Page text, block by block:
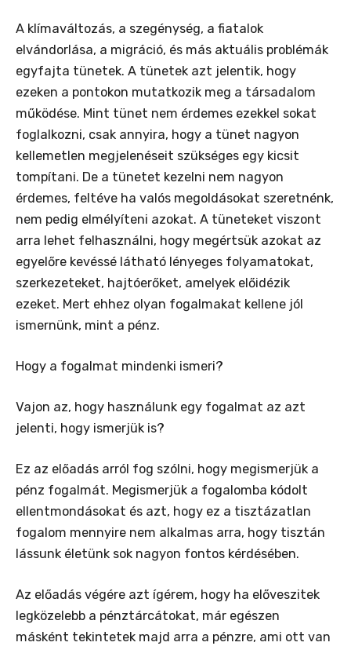
A klímaváltozás, a szegénység, a fiatalok
elvándorlása, a migráció, és más aktuális problémák
egyfajta tünetek. A tünetek azt jelentik, hogy
ezeken a pontokon mutatkozik meg a társadalom
működése. Mint tünet nem érdemes ezekkel sokat
foglalkozni, csak annyira, hogy a tünet nagyon
kellemetlen megjelenéseit szükséges egy kicsit
tompítani. De a tünetet kezelni nem nagyon
érdemes, feltéve ha valós megoldásokat szeretnénk,
nem pedig elmélyíteni azokat. A tüneteket viszont
arra lehet felhasználni, hogy megértsük azokat az
egyelőre kevéssé látható lényeges folyamatokat,
szerkezeteket, hajtóerőket, amelyek előidézik
ezeket. Mert ehhez olyan fogalmakat kellene jól
ismernünk, mint a pénz.
Hogy a fogalmat mindenki ismeri?
Vajon az, hogy használunk egy fogalmat az azt
jelenti, hogy ismerjük is?
Ez az előadás arról fog szólni, hogy megismerjük a
pénz fogalmát. Megismerjük a fogalomba kódolt
ellentmondásokat és azt, hogy ez a tisztázatlan
fogalom mennyire nem alkalmas arra, hogy tisztán
lássunk életünk sok nagyon fontos kérdésében.
Az előadás végére azt ígérem, hogy ha előveszitek
legközelebb a pénztárcátokat, már egészen
másként tekintetek majd arra a pénzre, ami ott van